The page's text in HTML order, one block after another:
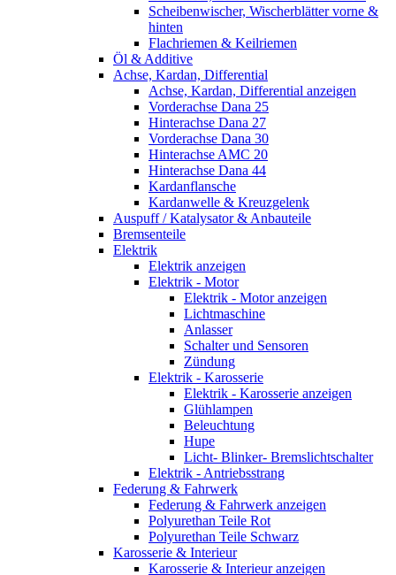
Scheibenwischer, Wischerblätter vorne &
hinten
Flachriemen & Keilriemen
Öl & Additive
Achse, Kardan, Differential
Achse, Kardan, Differential anzeigen
Vorderachse Dana 25
Hinterachse Dana 27
Vorderachse Dana 30
Hinterachse AMC 20
Hinterachse Dana 44
Kardanflansche
Kardanwelle & Kreuzgelenk
Auspuff / Katalysator & Anbauteile
Bremsenteile
Elektrik
Elektrik anzeigen
Elektrik - Motor
Elektrik - Motor anzeigen
Lichtmaschine
Anlasser
Schalter und Sensoren
Zündung
Elektrik - Karosserie
Elektrik - Karosserie anzeigen
Glühlampen
Beleuchtung
Hupe
Licht- Blinker- Bremslichtschalter
Elektrik - Antriebsstrang
Federung & Fahrwerk
Federung & Fahrwerk anzeigen
Polyurethan Teile Rot
Polyurethan Teile Schwarz
Karosserie & Interieur
Karosserie & Interieur anzeigen